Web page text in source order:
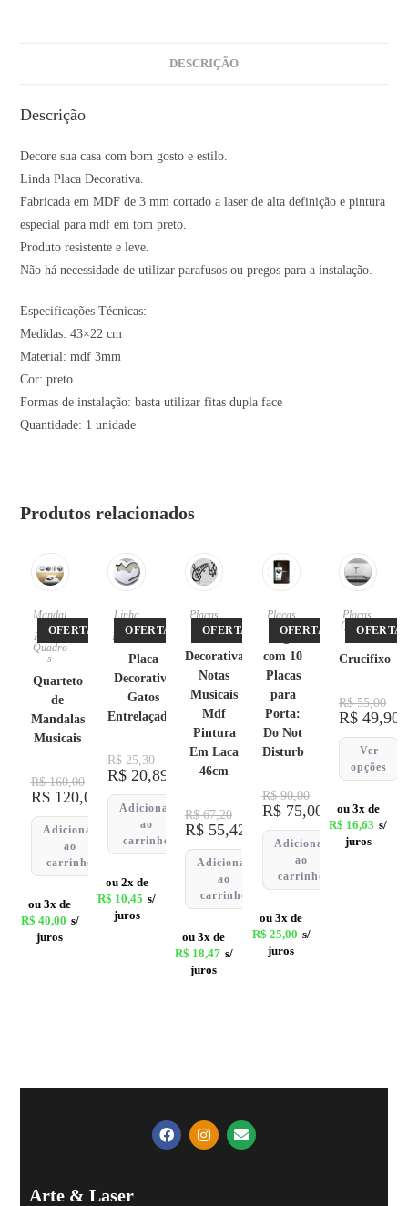
DESCRIÇÃO
Descrição
Decore sua casa com bom gosto e estilo.
Linda Placa Decorativa.
Fabricada em MDF de 3 mm cortado a laser de alta definição e pintura
especial para mdf em tom preto.
Produto resistente e leve.
Não há necessidade de utilizar parafusos ou pregos para a instalação.
Especificações Técnicas:
Medidas: 43×22 cm
Material: mdf 3mm
Cor: preto
Formas de instalação: basta utilizar fitas dupla face
Quantidade: 1 unidade
Produtos relacionados
OFERTA!
Mandal
as,
Placas,
Quadro
s
Quarteto
de
Mandalas
Musicais
R$160,00
R$120,00
Adicionar
ao
carrinho
ou 3x de
R$ 40,00 s/
juros
OFERTA!
Linha
Pet,
Placas
Placa
Decorativa
Gatos
Entrelaçados
R$25,30
R$ 20,89
Adicionar
ao
carrinho
ou 2x de
R$ 10,45 s/
juros
OFERTA!
Placas
Placa
Decorativa
Notas
Musicais
Mdf
Pintura
Em Laca
46cm
R$67,20
R$55,42
Adicionar
ao
carrinho
ou 3x de
R$ 18,47 s/
juros
OFERTA!
Placas
Jogo
com 10
Placas
para
Porta:
Do Not
Disturb
R$90,00
R$75,00
Adicionar
ao
carrinho
ou 3x de
R$ 25,00 s/
juros
OFERTA!
Placas,
Quadro
s
Crucifixo
R$55,00
R$ 49,90
Ver
opções
ou 3x de
R$ 16,63 s/
juros
Arte & Laser